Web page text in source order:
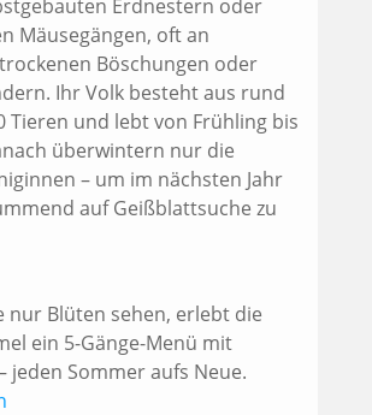
Erdnestern oder
Mäusegängen, oft an
Böschungen oder
Ihr Volk besteht aus rund
Tieren und lebt von Frühling bis
überwintern nur die
– um im nächsten Jahr
auf Geißblattsuche zu
nur Blüten sehen, erlebt die
ein 5-Gänge-Menü mit
jeden Sommer aufs Neue.